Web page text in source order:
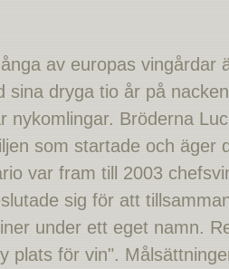
av europas vingårdar
sina dryga tio år på
nykomlingar. Bröderna
som startade och äger
var fram till 2003
sig för att
under ett eget namn.
plats för vin".